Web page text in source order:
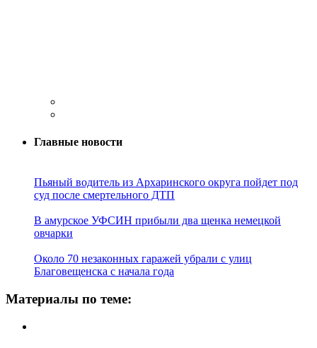
Главные новости
Пьяный водитель из Архаринского округа пойдет под
суд после смертельного ДТП
В амурское УФСИН прибыли два щенка немецкой
овчарки
Около 70 незаконных гаражей убрали с улиц
Благовещенска с начала года
Материалы по теме: